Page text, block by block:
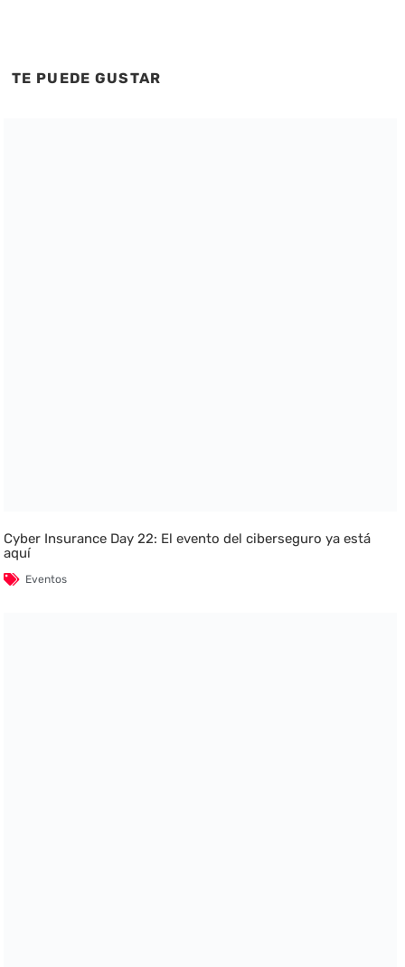
TE PUEDE GUSTAR
Cyber Insurance Day 22: El evento del ciberseguro ya está
aquí
Eventos